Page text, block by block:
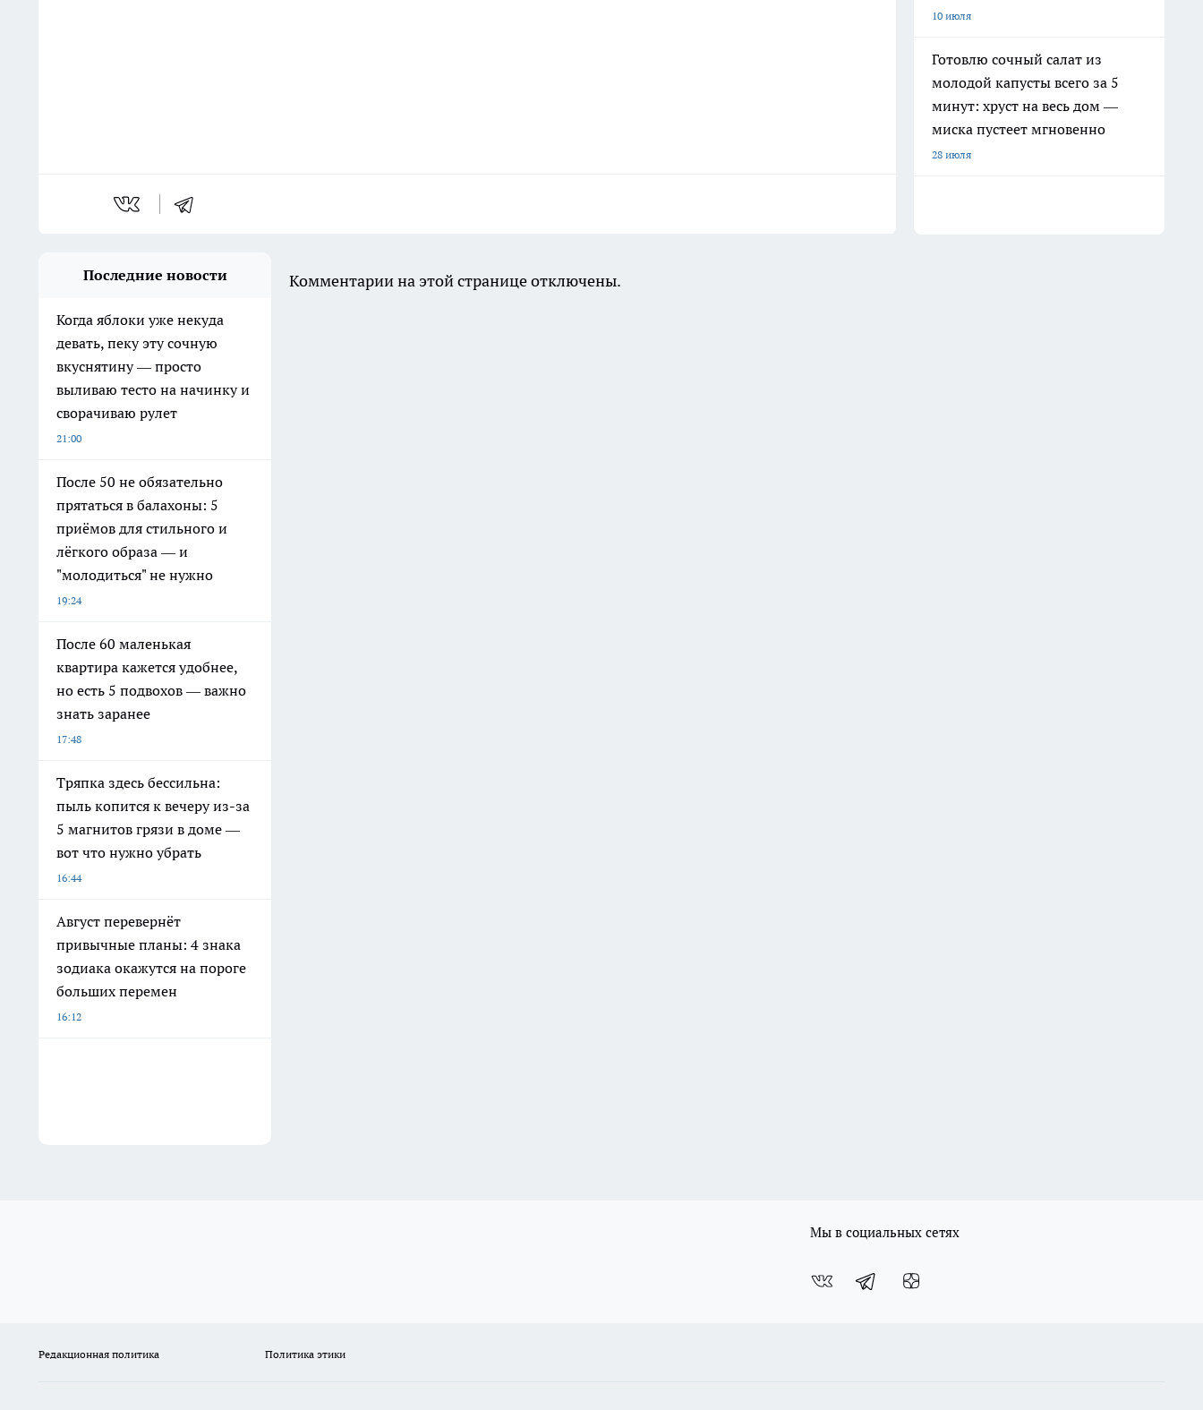
10 июля
Готовлю сочный салат из
молодой капусты всего за 5
минут: хруст на весь дом —
миска пустеет мгновенно
28 июля
Последние новости
Когда яблоки уже некуда
девать, пеку эту сочную
вкуснятину — просто
выливаю тесто на начинку и
сворачиваю рулет
21:00
После 50 не обязательно
прятаться в балахоны: 5
приёмов для стильного и
лёгкого образа — и
"молодиться" не нужно
19:24
После 60 маленькая
квартира кажется удобнее,
но есть 5 подвохов — важно
знать заранее
17:48
Тряпка здесь бессильна:
пыль копится к вечеру из-за
5 магнитов грязи в доме —
вот что нужно убрать
16:44
Август перевернёт
привычные планы: 4 знака
зодиака окажутся на пороге
больших перемен
16:12
Комментарии на этой странице отключены.
Мы в социальных сетях
Редакционная политика Политика этики